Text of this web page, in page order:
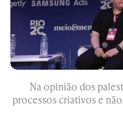
Na opinião dos
processos criativos e